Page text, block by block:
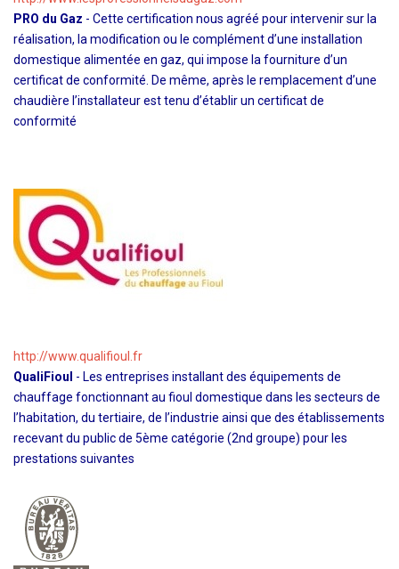
PRO du Gaz - Cette certification nous agréé pour intervenir sur la
réalisation, la modification ou le complément d’une installation
domestique alimentée en gaz, qui impose la fourniture d’un
certificat de conformité. De même, après le remplacement d’une
chaudière l’installateur est tenu d’établir un certificat de
conformité
http://www.qualifioul.fr
QualiFioul - Les entreprises installant des équipements de
chauffage fonctionnant au fioul domestique dans les secteurs de
l’habitation, du tertiaire, de l’industrie ainsi que des établissements
recevant du public de 5ème catégorie (2nd groupe) pour les
prestations suivantes